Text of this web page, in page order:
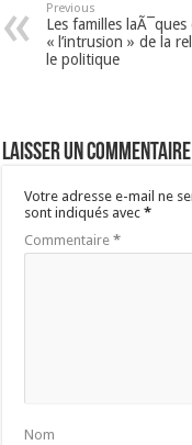
Previous
Les familles
« l’intrusion » de la
le politique
Laisser un commentaire
Votre adresse e-mail ne
sont indiqués avec*
Commentaire*
Nom